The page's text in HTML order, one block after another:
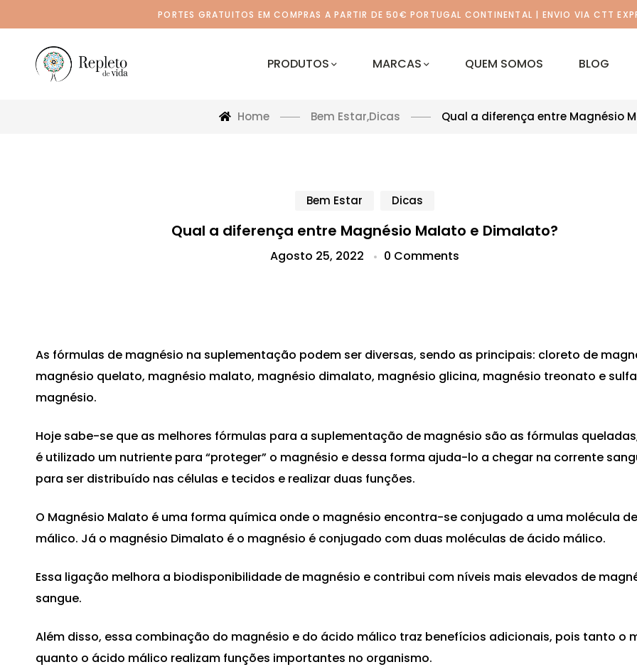
PORTES GRATUITOS EM COMPRAS A PARTIR DE 50€ PORTUGAL CONTINENTAL | ENVIO VIA CTT
PRODUTOS MARCAS QUEM SOMOS BLOG
Home Bem Estar,Dicas Qual a diferença entre Magnésio
Bem Estar Dicas
Qual a diferença entre Magnésio Malato e Dimalato?
Agosto 25, 2022 0 Comments
As fórmulas de magnésio na suplementação podem ser diversas, sendo as principais: cloreto de
magnésio quelato, magnésio malato, magnésio dimalato, magnésio glicina, magnésio treonato e
magnésio.
Hoje sabe-se que as melhores fórmulas para a suplementação de magnésio são as fórmulas
é utilizado um nutriente para “proteger” o magnésio e dessa forma ajuda-lo a chegar na corrente
para ser distribuído nas células e tecidos e realizar duas funções.
O Magnésio Malato é uma forma química onde o magnésio encontra-se conjugado a uma molécula
málico. Já o magnésio Dimalato é o magnésio é conjugado com duas moléculas de ácido málico.
Essa ligação melhora a biodisponibilidade de magnésio e contribui com níveis mais elevados de
sangue.
Além disso, essa combinação do magnésio e do ácido málico traz benefícios adicionais, pois tanto o
quanto o ácido málico realizam funções importantes no organismo.